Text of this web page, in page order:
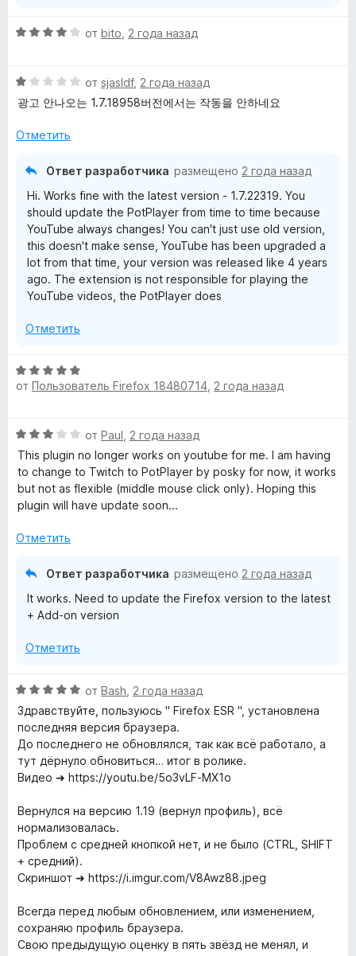
О
н
е
о
от bito 2 года назад
О
ц
н
от sjasldf, 2 года назад
광고 안나오는 1.7.18958버전에서는 작동을 안하네요
Отметить
Ответ разработчика размещено 2 года назад
Hi. Works fine with the latest version - 1.7.22319. You
should update the PotPlayer from time to time because
YouTube always changes! You can't just use old version,
this doesn't make sense, YouTube has been upgraded a
lot from that time, your version was released like 4 years
ago. The extension is not responsible for playing the
YouTube videos, the PotPlayer does
Отметить
О
ц
е
н
о
н
а
и
от Пользователь Firefox 18480714 2 года назад
О
ц
е
н
е
о
от Paul 2 года назад
This plugin no longer works on youtube for me. I am having
to change to Twitch to PotPlayer by posky for now, it works
but not as flexible (middle mouse click only). Hoping this
plugin will have update soon...
Отметить
Ответ разработчика размещено 2 года назад
It works. Need to update the Firefox version to the latest
+ Add-on version
Отметить
О
ц
е
н
е
н
н
а
5
и
з
от Bash 2 года назад
Здравствуйте, пользуюсь " Firefox ESR ", установлена
последняя версия браузера.
До последнего не обновлялся, так как всё работало, а
тут дёрнуло обновиться… итог в ролике.
Видео ➜ https://youtu.be/5o3vLF-MX1o
Вернулся на версию 1.19 (вернул профиль), всё
нормализовалась.
Проблем с средней кнопкой нет, и не было (CTRL, SHIFT
+ средний).
Скриншот ➜ https://i.imgur.com/V8Awz88.jpeg
Всегда перед любым обновлением, или изменением,
сохраняю профиль браузера.
Свою предыдущую оценку в пять звёзд не менял, и